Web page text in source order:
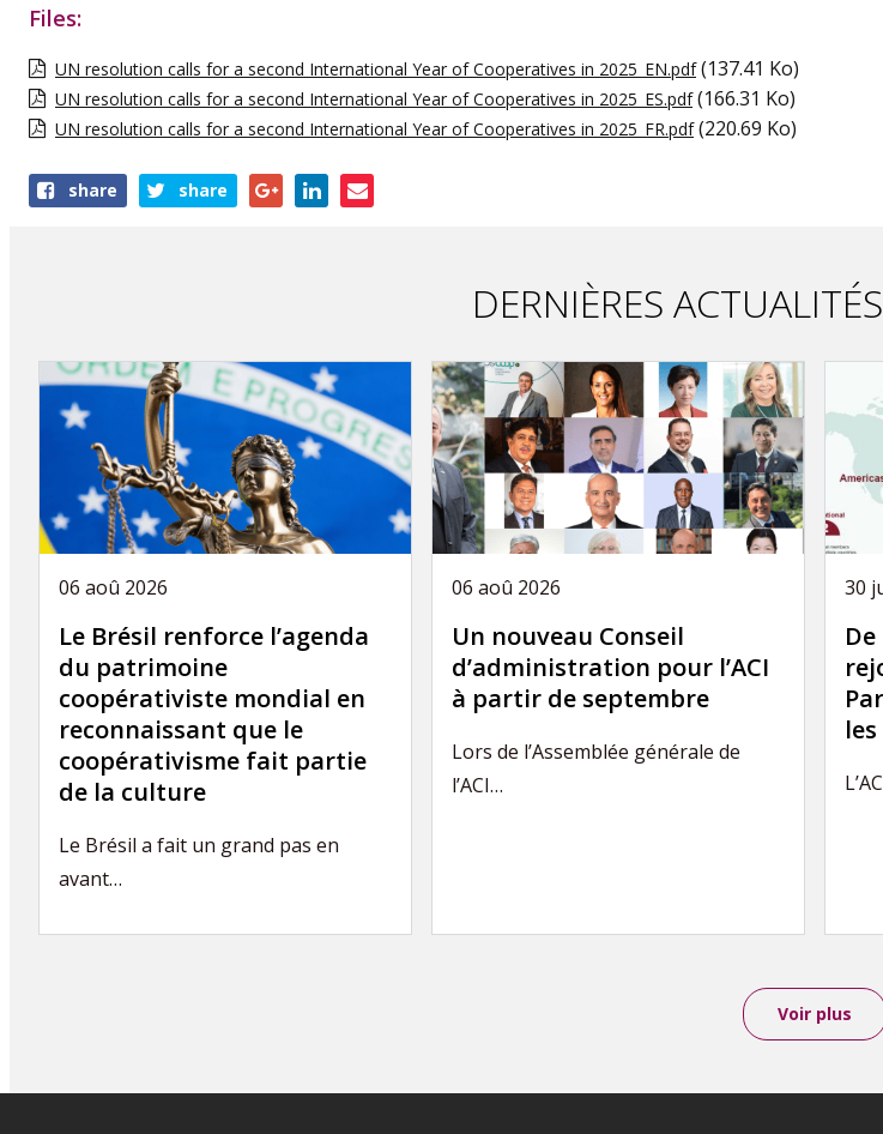
Files:
UN resolution calls for a second International Year of Cooperatives in 2025_EN.pdf (137.41 Ko)
UN resolution calls for a second International Year of Cooperatives in 2025_ES.pdf (166.31 Ko)
UN resolution calls for a second International Year of Cooperatives in 2025_FR.pdf (220.69 Ko)
Shareshare share
DERNIÈRES
06 aoû 2026
Le Brésil renforce l’agenda
du patrimoine
coopérativiste mondial en
reconnaissant que le
coopérativisme fait partie
de la culture
Le Brésil a fait un grand pas en
avant…
06 aoû 2026
Un nouveau Conseil
d’administration pour l’ACI
à partir de septembre
Lors de l’Assemblée générale de
l’ACI…
30
Voir plus